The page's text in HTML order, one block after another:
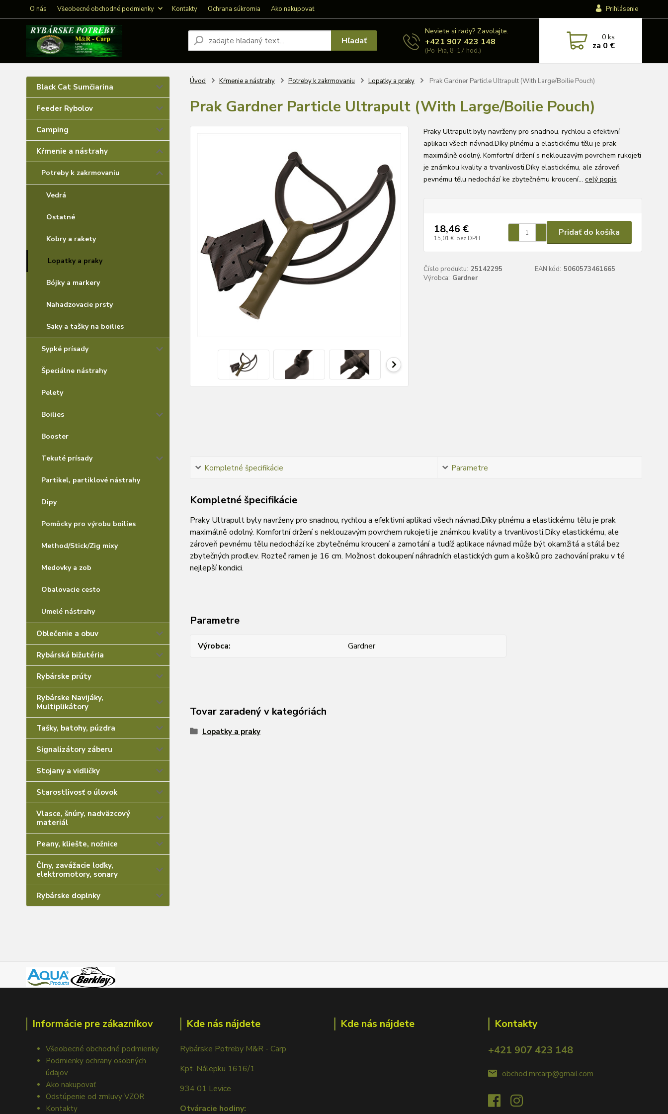
O nás Všeobecné obchodné podmienky Kontakty Ochrana súkromia Ako nakupovať Prihlásenie
Hľadať
Neviete si rady? Zavolajte.
+421 907 423 148
(Po-Pia, 8-17 hod.)
0ks
za 0 €
Black Cat Sumčiarina
Feeder Rybolov
Camping
Kŕmenie a nástrahy
Potreby k zakrmovaniu
Vedrá
Ostatné
Kobry a rakety
Lopatky a praky
Bójky a markery
Nahadzovacie prsty
Saky a tašky na boilies
Sypké prísady
Špeciálne nástrahy
Pelety
Boilies
Booster
Tekuté prísady
Partikel, partiklové nástrahy
Dipy
Pomôcky pro výrobu boilies
Method/Stick/Zig mixy
Medovky a zob
Obalovacie cesto
Umelé nástrahy
Oblečenie a obuv
Rybárská bižutéria
Rybárske prúty
Rybárske Navijáky,
Multiplikátory
Tašky, batohy, púzdra
Signalizátory záberu
Stojany a vidličky
Starostlivosť o úlovok
Vlasce, šnúry, nadväzcový
materiál
Peany, kliešte, nožnice
Člny, zavážacie loďky,
elektromotory, sonary
Rybárske doplnky
Úvod Kŕmenie a nástrahy Potreby k zakrmovaniu Lopatky a praky Prak Gardner Particle Ultrapult (With Large/Boilie Pouch)
Prak Gardner Particle Ultrapult (With Large/Boilie Pouch)
Praky Ultrapult byly navrženy pro snadnou, rychlou a efektivní
aplikaci všech návnad.Díky plnému a elastickému tělu je prak
maximálně odolný. Komfortní držení s neklouzavým povrchem rukojeti
je známkou kvality a trvanlivosti.Díky elastickému, ale zároveň
pevnému tělu nedochází ke zbytečnému kroucení... celý popis
18,46 €
15,01 € bez DPH
Pridať do košíka
Číslo produktu: 25142295 EAN kód: 5060573461665
Výrobca: Gardner
Kompletné špecifikácie Parametre
Kompletné špecifikácie
Praky Ultrapult byly navrženy pro snadnou, rychlou a efektivní aplikaci všech návnad.Díky plnému a elastickému tělu je prak
maximálně odolný. Komfortní držení s neklouzavým povrchem rukojeti je známkou kvality a trvanlivosti.Díky elastickému, ale
zároveň pevnému tělu nedochází ke zbytečnému kroucení a zamotání a tudíž aplikace návnad může být okamžitá a stálá bez
zbytečných prodlev. Rozteč ramen je 16 cm. Možnost dokoupení náhradních elastických gum a košíků pro zachování praku v té
nejlepší kondici.
Parametre
Výrobca Gardner
Tovar zaradený v kategóriách
Lopatky a praky
Informácie pre zákazníkov
Všeobecné obchodné podmienky
Podmienky ochrany osobných
údajov
Ako nakupovať
Odstúpenie od zmluvy VZOR
Kontakty
Kde nás nájdete
Rybárske Potreby M&R - Carp
Kpt. Nálepku 1616/1
934 01 Levice
Otváracie hodiny:
Kde nás nájdete
Kontakty
+421 907 423 148
obchod.mrcarp@gmail.com